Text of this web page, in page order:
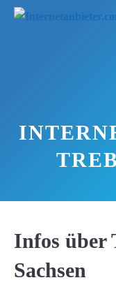
Zum
Infos über
Sachsen